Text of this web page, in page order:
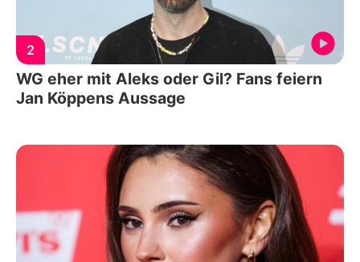
2
WG eher mit Aleks oder Gil? Fans feiern
Jan Köppens Aussage